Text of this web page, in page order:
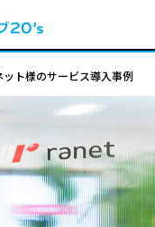
ト様のサービス導入事例